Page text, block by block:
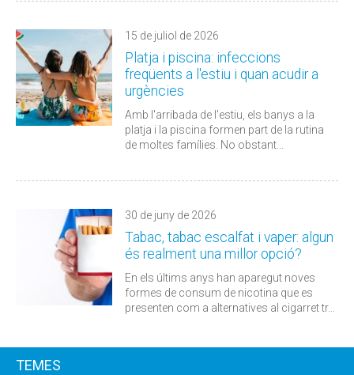
15 de juliol de 2026
Platja i piscina: infeccions
freqüents a l'estiu i quan acudir a
urgències
Amb l'arribada de l'estiu, els banys a la
platja i la piscina formen part de la rutina
de moltes famílies. No obstant...
30 de juny de 2026
Tabac, tabac escalfat i vaper: algun
és realment una millor opció?
En els últims anys han aparegut noves
formes de consum de nicotina que es
presenten com a alternatives al cigarret tr...
TEMES